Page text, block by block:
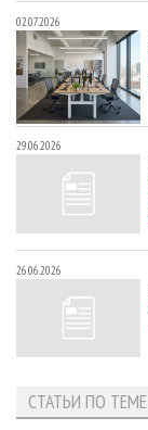
02.07.2026
29.06.2026
26.06.2026
СТАТЬИ ПО ТЕМЕ